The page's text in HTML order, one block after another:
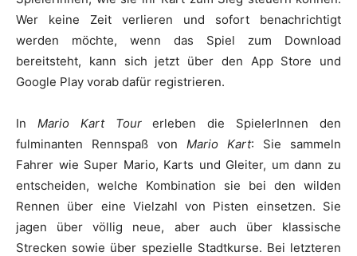
Wer keine Zeit verlieren und sofort benachrichtigt
werden möchte, wenn das Spiel zum Download
bereitsteht, kann sich jetzt über den App Store und
Google Play vorab dafür registrieren.
In Mario Kart Tourerleben die SpielerInnen den
fulminanten Rennspaß von Mario Kart: Sie sammeln
Fahrer wie Super Mario, Karts und Gleiter, um dann zu
entscheiden, welche Kombination sie bei den wilden
Rennen über eine Vielzahl von Pisten einsetzen. Sie
jagen über völlig neue, aber auch über klassische
Strecken sowie über spezielle Stadtkurse. Bei letzteren